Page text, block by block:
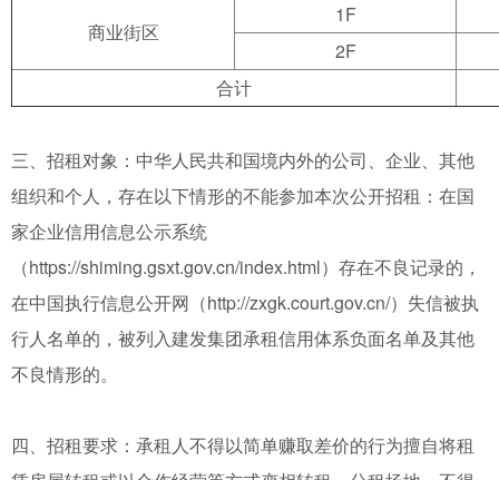
商业街区
1F
2F
合计
三、招租对象：中华人民共和国境内外的公司、企业、其他
组织和个人，存在以下情形的不能参加本次公开招租：在国
家企业信用信息公示系统
（https://shiming.gsxt.gov.cn/index.html）存在不良记录的，
在中国执行信息公开网（http://zxgk.court.gov.cn/）失信被执
行人名单的，被列入建发集团承租信用体系负面名单及其他
不良情形的。
四、招租要求：承租人不得以简单赚取差价的行为擅自将租